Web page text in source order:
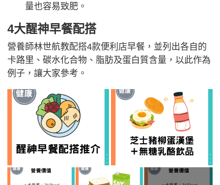
量也容易致肥。
4大醒神早餐配搭
營養師林世航教配搭4款便利店早餐，並列出各自的
卡路里、碳水化合物、脂肪及蛋白質含量，以此作為
例子，讓大家參考。